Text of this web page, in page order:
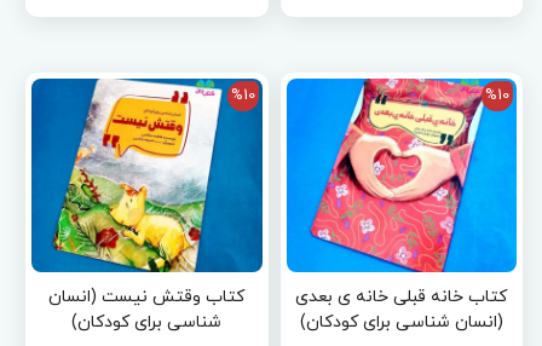
%10
کتاب خانه قبلی خانه ی بعدی
(انسان شناسی برای کودکان)
%10
کتاب وقتش نیست (انسان
شناسی برای کودکان)